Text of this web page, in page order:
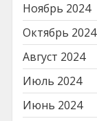
Ноябрь 2024
Октябрь 2024
Август 2024
Июль 2024
Июнь 2024